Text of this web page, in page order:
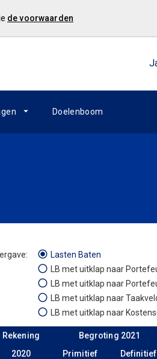
de voorwaarden
Doelenboom
Lasten Baten
LB met uitklap naar
LB met uitklap naar
LB met uitklap naar
LB met uitklap naar
Rekening Begroting 2021
2020
Primitief Definitief